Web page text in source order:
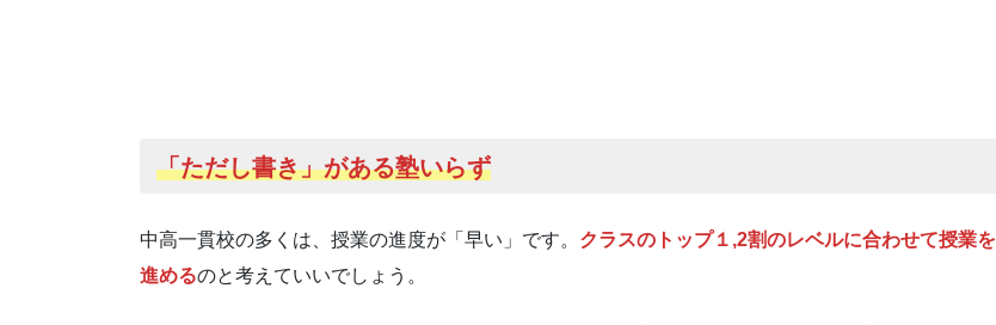
「ただし書き」がある塾いらず
中高一貫校の多くは、授業の進度が「早い」です。 クラスのトップ１,2割のレベルに合わせて授業を
進めるのと考えていいでしょう。